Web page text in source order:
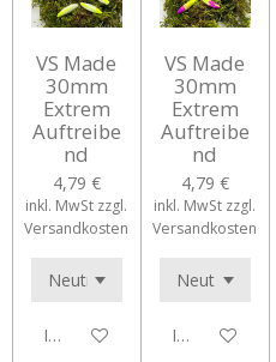
VS Made
30mm
Extrem
Auftreibe
nd
4,79 €
inkl. MwSt zzgl.
Versandkosten
In den Warenkorb
VS Made
30mm
Extrem
Auftreibe
nd
4,79 €
inkl. MwSt zzgl.
Versandkosten
In den